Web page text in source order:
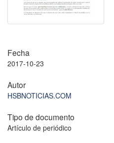
Fecha
2017-10-23
Autor
HSBNOTICIAS.COM
Tipo de documento
Artículo de periódico